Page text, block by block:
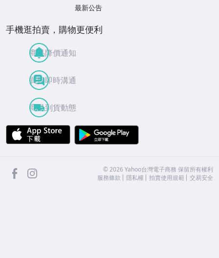
最新公告
手機逛拍賣，購物更便利
商品降價通知
買賣即時溝通
商品到貨動態
APP Store
facebook ©2026 Yahoo台灣電子商務 保留所有權利
服務條款
隱私權 拍賣使用規範 交易安全